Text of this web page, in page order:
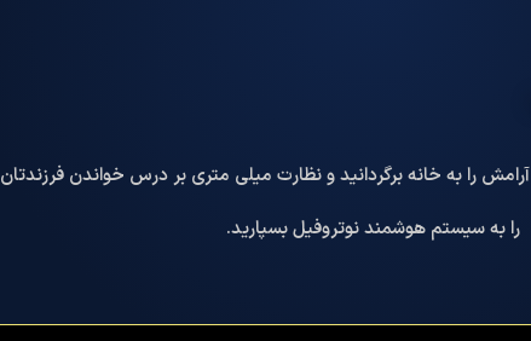
آرامش را به خانه برگردانید و نظارت میلی متری بر درس خواندن فرزندتان
را به سیستم هوشمند نوتروفیل بسپارید.